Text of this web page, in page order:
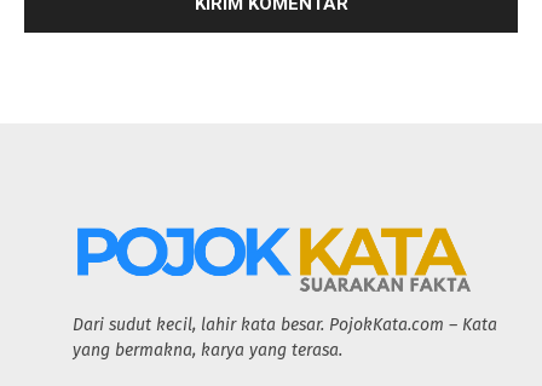
Dari sudut kecil, lahir kata besar. PojokKata.com – Kata
yang bermakna, karya yang terasa.